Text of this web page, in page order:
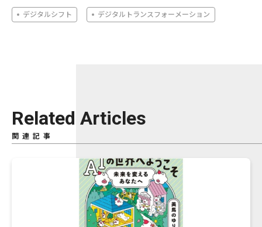
デジタルシフト デジタルトランスフォーメーション
Related Articles
関連記事